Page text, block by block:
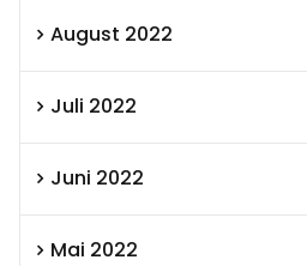
August 2022
Juli 2022
Juni 2022
Mai 2022